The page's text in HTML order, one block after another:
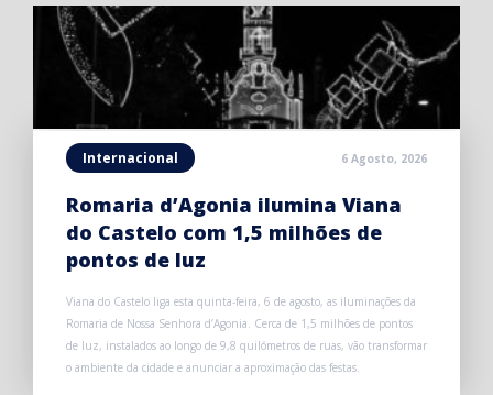
Internacional 6 Agosto, 2026
Romaria d’Agonia ilumina Viana
do Castelo com 1,5 milhões de
pontos de luz
Viana do Castelo liga esta quinta-feira, 6 de agosto, as iluminações da
Romaria de Nossa Senhora d’Agonia. Cerca de 1,5 milhões de pontos
de luz, instalados ao longo de 9,8 quilómetros de ruas, vão transformar
o ambiente da cidade e anunciar a aproximação das festas.